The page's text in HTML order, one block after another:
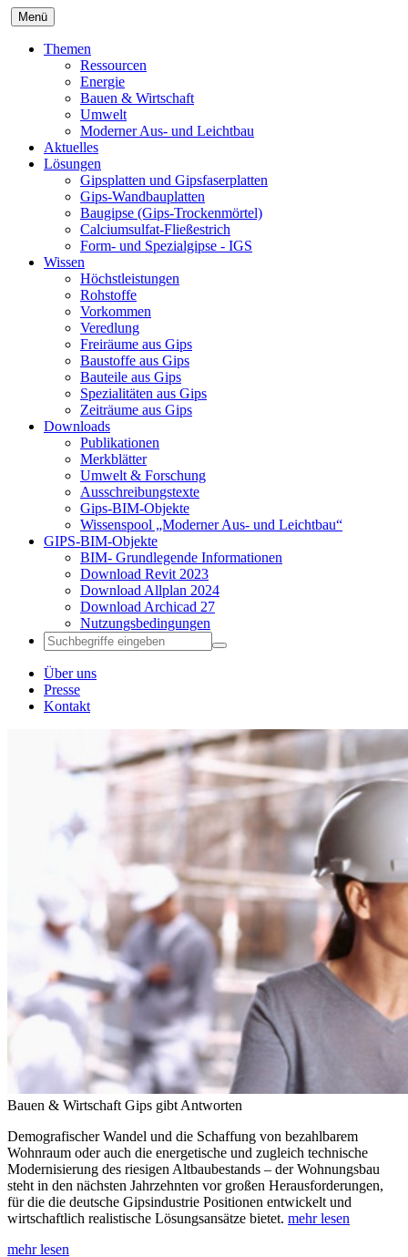
Menü
Themen
Ressourcen
Energie
Bauen & Wirtschaft
Umwelt
Moderner Aus- und Leichtbau
Aktuelles
Lösungen
Gipsplatten und Gipsfaserplatten
Gips-Wandbauplatten
Baugipse (Gips-Trockenmörtel)
Calciumsulfat-Fließestrich
Form- und Spezialgipse - IGS
Wissen
Höchstleistungen
Rohstoffe
Vorkommen
Veredlung
Freiräume aus Gips
Baustoffe aus Gips
Bauteile aus Gips
Spezialitäten aus Gips
Zeiträume aus Gips
Downloads
Publikationen
Merkblätter
Umwelt & Forschung
Ausschreibungstexte
Gips-BIM-Objekte
Wissenspool „Moderner Aus- und Leichtbau“
GIPS-BIM-Objekte
BIM- Grundlegende Informationen
Download Revit 2023
Download Allplan 2024
Download Archicad 27
Nutzungsbedingungen
Über uns
Presse
Kontakt
Bauen & Wirtschaft Gips gibt Antworten
Demografischer Wandel und die Schaffung von bezahlbarem
Wohnraum oder auch die energetische und zugleich technische
Modernisierung des riesigen Altbaubestands – der Wohnungsbau
steht in den nächsten Jahrzehnten vor großen Herausforderungen,
für die die deutsche Gipsindustrie Positionen entwickelt und
wirtschaftlich realistische Lösungsansätze bietet. mehr lesen
mehr lesen